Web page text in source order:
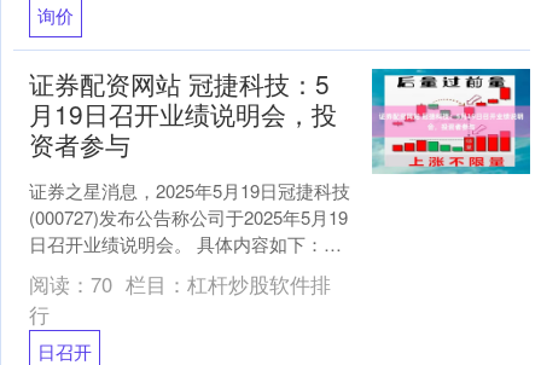
询价
证券配资网站 冠捷科技：5
月19日召开业绩说明会，投
资者参与
证券之星消息，2025年5月19日冠捷科技
(000727)发布公告称公司于2025年5月19
日召开业绩说明会。 具体内容如下：
问：2024年公司净利润大幅下降....
阅读： 70 栏目： 杠杆炒股软件排
行
日召开